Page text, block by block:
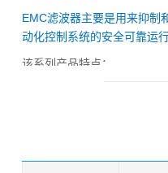
关于我们 企业简介
EMC滤波器主要是用来抑制
动化控制系统的安全可靠运行
该系列产品特点：